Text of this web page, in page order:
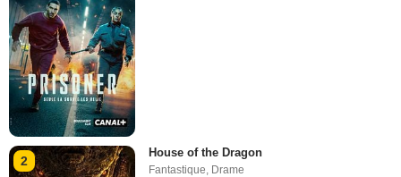
2
House of the Dragon
Fantastique, Drame